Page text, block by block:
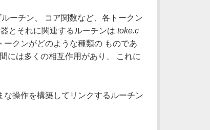
ーチン、 コア関数など、各トークン
とそれに関連するルーチンは toke.c
クンがどのような種類の ものであ
には多くの相互作用があり、 これに
操作を構築してリンクするルーチン